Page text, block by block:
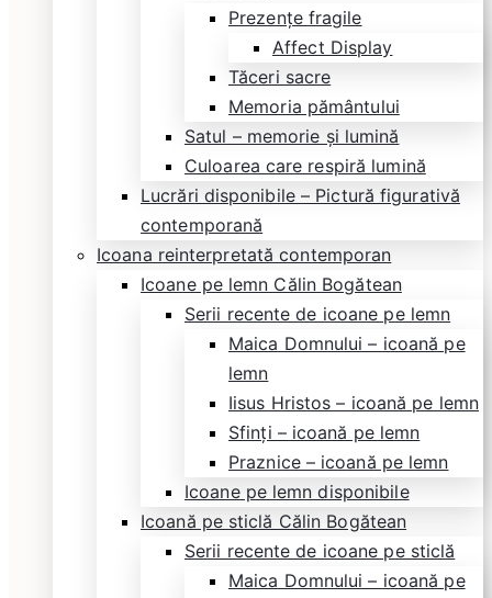
Prezențe fragile
Affect Display
Tăceri sacre
Memoria pământului
Satul – memorie și lumină
Culoarea care respiră lumină
Lucrări disponibile – Pictură figurativă
contemporană
Icoana reinterpretată contemporan
Icoane pe lemn Călin Bogătean
Serii recente de icoane pe lemn
Maica Domnului – icoană pe
lemn
Iisus Hristos – icoană pe lemn
Sfinți – icoană pe lemn
Praznice – icoană pe lemn
Icoane pe lemn disponibile
Icoană pe sticlă Călin Bogătean
Serii recente de icoane pe sticlă
Maica Domnului – icoană pe